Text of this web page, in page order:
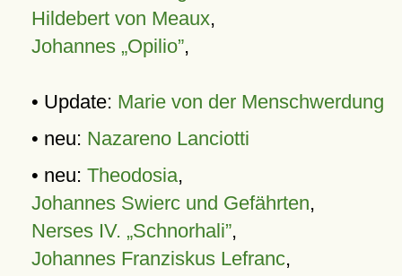
Hildebert von Meaux,
Johannes „Opilio”,
• Update: Marie von der Menschwerdung
• neu: Nazareno Lanciotti
• neu: Theodosia,
Johannes Swierc und Gefährten,
Nerses IV. „Schnorhali”,
Johannes Franziskus Lefranc,